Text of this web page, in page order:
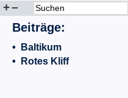
+–
Beiträge:
•
Baltikum
•
Rotes Kliff